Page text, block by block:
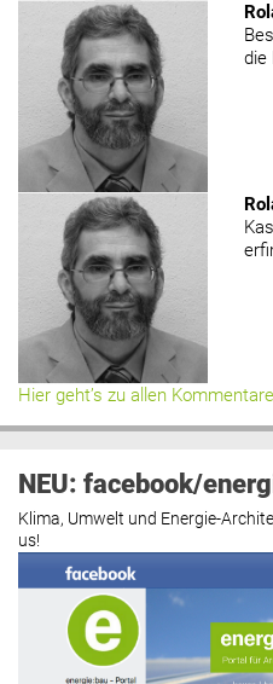
die
Hier geht’s zu allen
NEU: facebook/
Klima, Umwelt und Energie-
us!